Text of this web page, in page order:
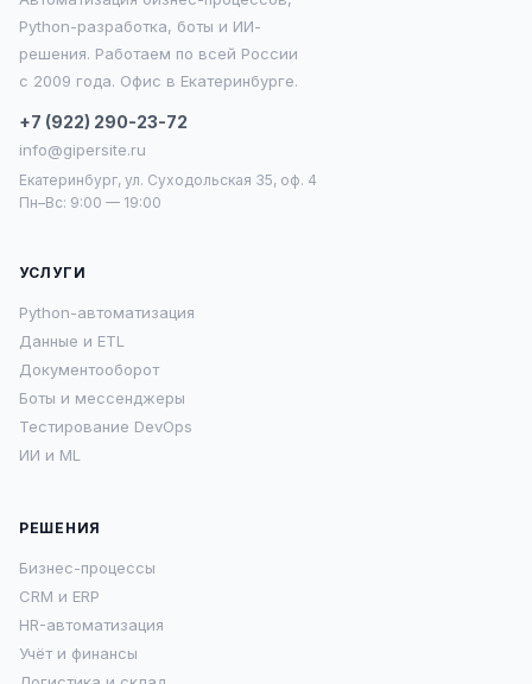
Python-разработка, боты и ИИ-
решения. Работаем по всей России
с 2009 года. Офис в Екатеринбурге.
+7 (922) 290-23-72
info@gipersite.ru
Екатеринбург, ул. Суходольская 35, оф. 4
Пн–Вс: 9:00 — 19:00
УСЛУГИ
Python-автоматизация
Данные и ETL
Документооборот
Боты и мессенджеры
Тестирование DevOps
ИИ и ML
РЕШЕНИЯ
Бизнес-процессы
CRM и ERP
HR-автоматизация
Учёт и финансы